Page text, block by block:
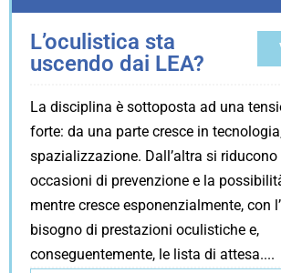
L’oculistica sta
uscendo dai LEA?
La disciplina è sottoposta ad una
forte: da una parte cresce in
spazializzazione. Dall’altra si
occasioni di prevenzione e la
mentre cresce esponenzialmente, con
bisogno di prestazioni oculistiche e,
conseguentemente, le lista di attesa.